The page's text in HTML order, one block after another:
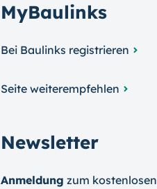
MyBaulinks
Bei Baulinks registrieren
Seite weiterempfehlen
Newsletter
Anmeldung zum kosten­losen